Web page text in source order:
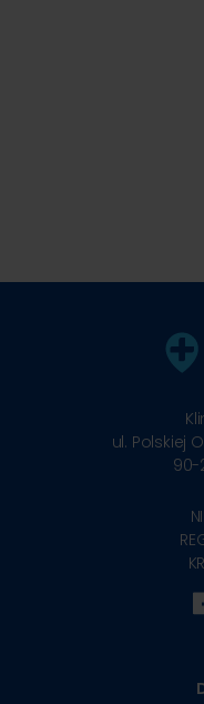
ul. Polskiej
90-